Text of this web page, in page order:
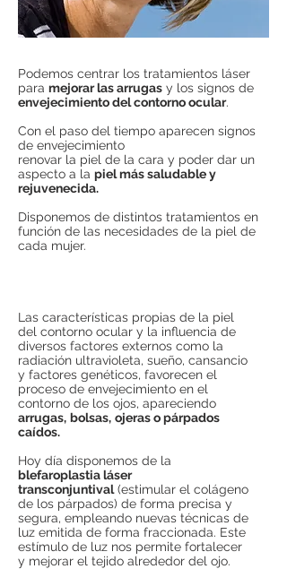
Podemos centrar los tratamientos láser
para mejorar las arrugas y los signos de
envejecimiento del contorno ocular.
Con el paso del tiempo aparecen signos
de envejecimiento
renovar la piel de la cara y poder dar un
aspecto a la piel más saludable y
rejuvenecida.
Disponemos de distintos tratamientos en
función de las necesidades de la piel de
cada mujer.
Las características propias de la piel
del contorno ocular y la influencia de
diversos factores externos como la
radiación ultravioleta, sueño, cansancio
y factores genéticos, favorecen el
proceso de envejecimiento en el
contorno de los ojos, apareciendo
arrugas, bolsas, ojeras o párpados
caídos.
Hoy día disponemos de la
blefaroplastia láser
transconjuntival(estimular el colágeno
de los párpados) de forma precisa y
segura, empleando nuevas técnicas de
luz emitida de forma fraccionada. Este
estímulo de luz nos permite fortalecer
y mejorar el tejido alrededor del ojo.